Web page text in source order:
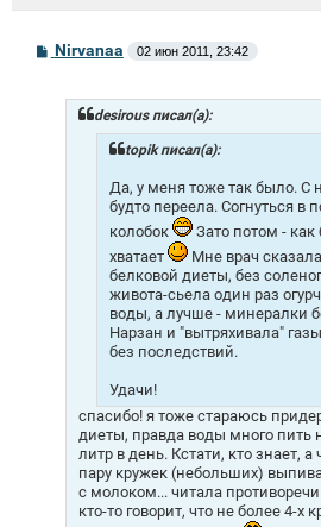
С
о
Nirvanaa 02 июн 2011, 23:42
desirous писал(а):
topik писал(а):
Да, у меня тоже так было. С
будто переела. Согнуться в
колобок
Зато потом - как
хватает
Мне врач
белковой диеты, без
живота-сьела один раз
воды, а лучше - минералки
Нарзан и "вытряхивала"
без последствий.
Удачи!
спасибо! я тоже стараюсь
диеты, правда воды много пить
литр в день. Кстати, кто знает, а
пару кружек (небольших)
с молоком... читала
кто-то говорит, что не более 4-х